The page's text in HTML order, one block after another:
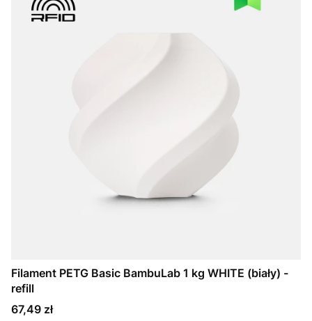
Filament PETG Basic BambuLab 1 kg WHITE (biały) -
refill
Cena
67,49 zł